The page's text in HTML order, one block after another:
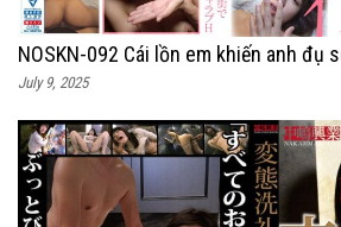
NOSKN-092 Cái lồn em khiến anh đụ
July 9, 2025